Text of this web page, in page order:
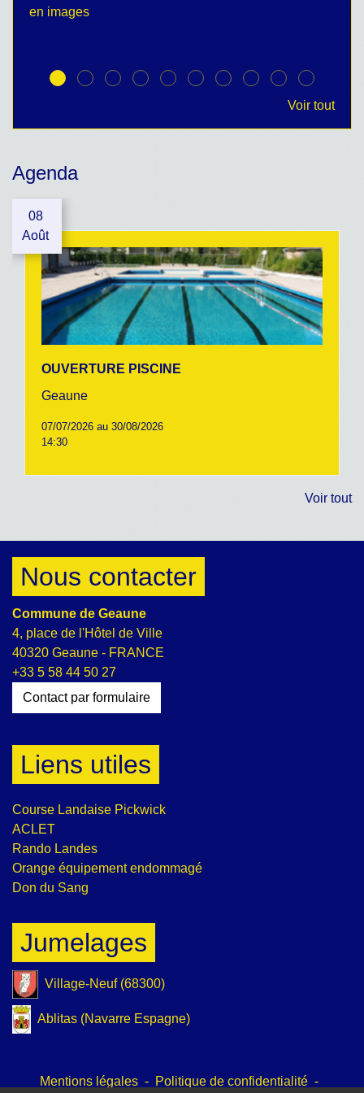
en images
Voir tout
Agenda
08
Août
OUVERTURE PISCINE
Geaune
07/07/2026 au 30/08/2026
14:30
Voir tout
Nous contacter
Commune de Geaune
4, place de l'Hôtel de Ville
40320 Geaune - FRANCE
+33 5 58 44 50 27
Contact par formulaire
Liens utiles
Course Landaise Pickwick
ACLET
Rando Landes
Orange équipement endommagé
Don du Sang
Jumelages
Village-Neuf (68300)
Ablitas (Navarre Espagne)
Mentions légales - Politique de confidentialité -